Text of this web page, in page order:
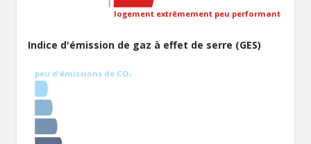
logement extrêmement peu performant
Indice d'émission de gaz à effet de serre (GES)
peu d'émissions de CO₂